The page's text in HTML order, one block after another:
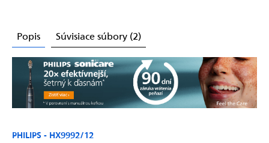
Popis Súvisiace súbory (2)
PHILIPS - HX9992/12